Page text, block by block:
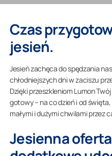
Architekt/deweloper
Firma
Czas
jesień.
Jesień zachęca do spędzania
chłodniejszych dni w zaciszu
Dzięki przeszkleniom Lumon
gotowy – na co dzień i od
małymi i dużymi chwilami przez
Jesienna